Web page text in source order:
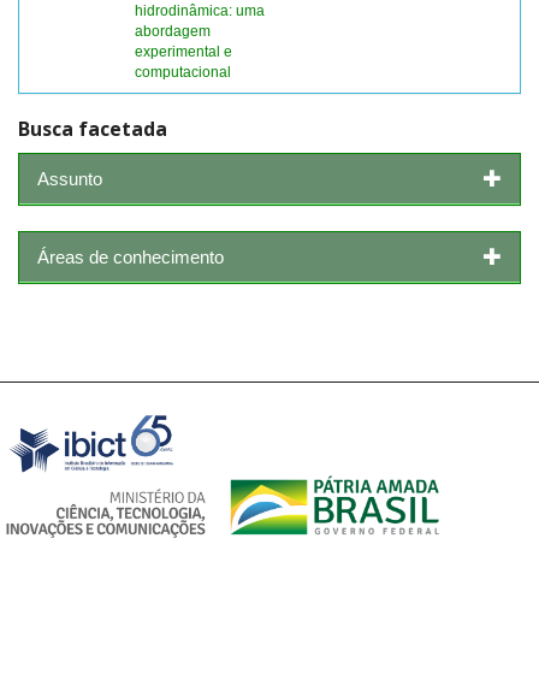
hidrodinâmica: uma
abordagem
experimental e
computacional
Busca facetada
Assunto
Áreas de conhecimento